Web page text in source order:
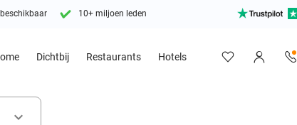
10+ miljoen leden
Dichtbij Restaurants Hotels
keyboard_arrow_down